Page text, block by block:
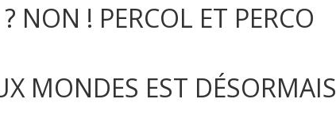
NON ! PERCOL ET PERCO
MONDES EST DÉSORMAIS